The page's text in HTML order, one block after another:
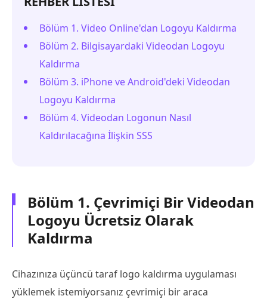
Bölüm 1. Video Online'dan Logoyu Kaldırma
Bölüm 2. Bilgisayardaki Videodan Logoyu
Kaldırma
Bölüm 3. iPhone ve Android'deki Videodan
Logoyu Kaldırma
Bölüm 4. Videodan Logonun Nasıl
Kaldırılacağına İlişkin SSS
Bölüm 1. Çevrimiçi Bir Videodan
Logoyu Ücretsiz Olarak
Kaldırma
Cihazınıza üçüncü taraf logo kaldırma uygulaması
yüklemek istemiyorsanız çevrimiçi bir araca